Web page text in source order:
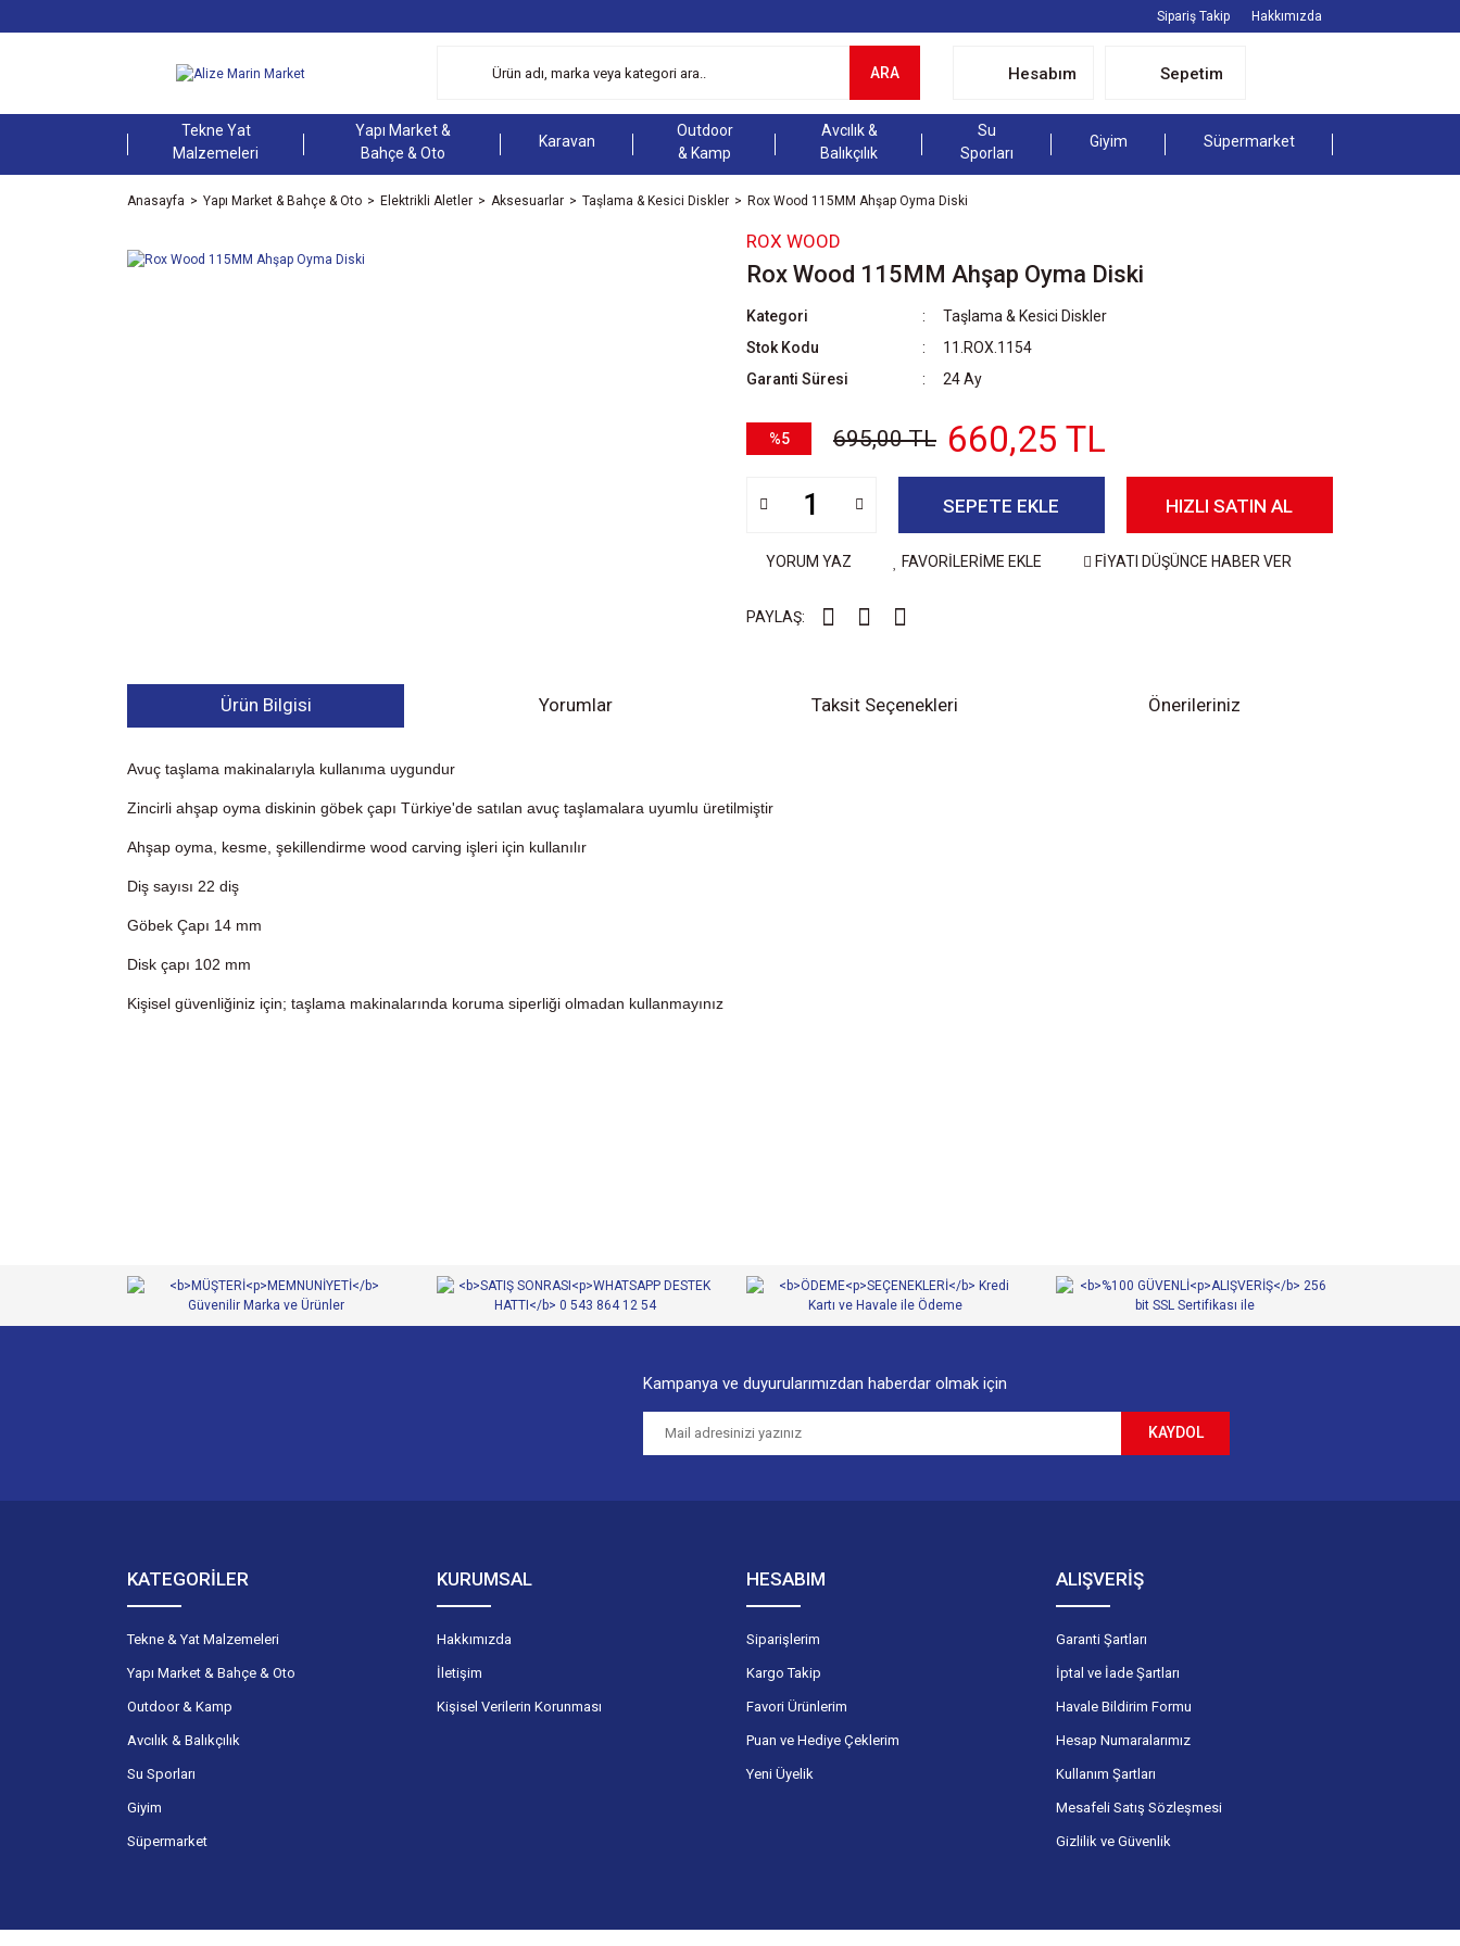
Sipariş Takip Hakkımızda
ARA Hesabım Sepetim
Tekne Yat
Malzemeleri
Yapı Market &
Bahçe & Oto
Karavan
Outdoor
& Kamp
Avcılık &
Balıkçılık
Su
Sporları
Giyim Süpermarket
Anasayfa Yapı Market & Bahçe & Oto Elektrikli Aletler Aksesuarlar Taşlama & Kesici Diskler Rox Wood 115MM Ahşap Oyma Diski
ROX WOOD
Rox Wood 115MM Ahşap Oyma Diski
Kategori
Taşlama & Kesici Diskler
Stok Kodu
11.ROX.1154
Garanti Süresi
24 Ay
%5 695,00 TL 660,25 TL
SEPETE EKLE HIZLI SATIN AL
YORUM YAZ FAVORİLERİME EKLE FİYATI DÜŞÜNCE HABER VER
PAYLAŞ:
Ürün Bilgisi Yorumlar Taksit Seçenekleri Önerileriniz
Avuç taşlama makinalarıyla kullanıma uygundur
Zincirli ahşap oyma diskinin göbek çapı Türkiye'de satılan avuç taşlamalara uyumlu üretilmiştir
Ahşap oyma, kesme, şekillendirme wood carving işleri için kullanılır
Diş sayısı 22 diş
Göbek Çapı 14 mm
Disk çapı 102 mm
Kişisel güvenliğiniz için; taşlama makinalarında koruma siperliği olmadan kullanmayınız
Ürün fiyatı diğer sitelerden daha pahalı.
Bu ürüne benzer farklı alternatifler olmalı.
Kampanya ve duyurularımızdan haberdar olmak için
KAYDOL
KATEGORİLER
Tekne & Yat Malzemeleri
Yapı Market & Bahçe & Oto
Outdoor & Kamp
Avcılık & Balıkçılık
Su Sporları
Giyim
Süpermarket
KURUMSAL
Hakkımızda
İletişim
Kişisel Verilerin Korunması
HESABIM
Siparişlerim
Kargo Takip
Favori Ürünlerim
Puan ve Hediye Çeklerim
Yeni Üyelik
ALIŞVERİŞ
Garanti Şartları
İptal ve İade Şartları
Havale Bildirim Formu
Hesap Numaralarımız
Kullanım Şartları
Mesafeli Satış Sözleşmesi
Gizlilik ve Güvenlik